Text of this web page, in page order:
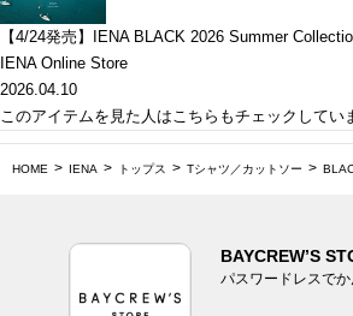
【4/24発売】IENA BLACK 2026 Summer
IENA Online Store
2026.04.10
このアイテムを見た人はこちらもチェックしてい
HOME IENA トップス Tシャツ／カットソー
BAYCREW’S
パスワードレスで